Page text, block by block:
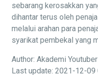
sebarang kerosakkan
dihantar terus oleh
melalui arahan para
syarikat pembekal yang
Author: Akademi Youtuber
Last update: 2021-12-09